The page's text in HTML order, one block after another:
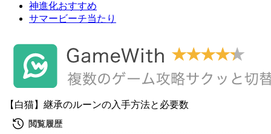
神進化おすすめ
サマービーチ当たり
【白猫】継承のルーンの入手方法と必要数